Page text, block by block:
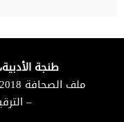
طنجة
– الترقيم